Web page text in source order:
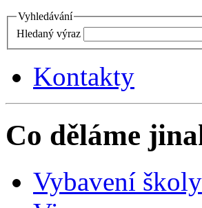
Vyhledávání
Hledaný výraz
Kontakty
Co děláme
Vybavení školy